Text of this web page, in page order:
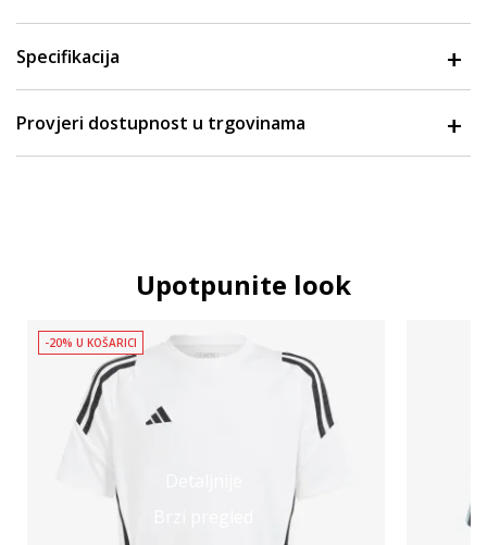
Specifikacija
Provjeri dostupnost u trgovinama
Upotpunite look
-20% U KOŠARICI